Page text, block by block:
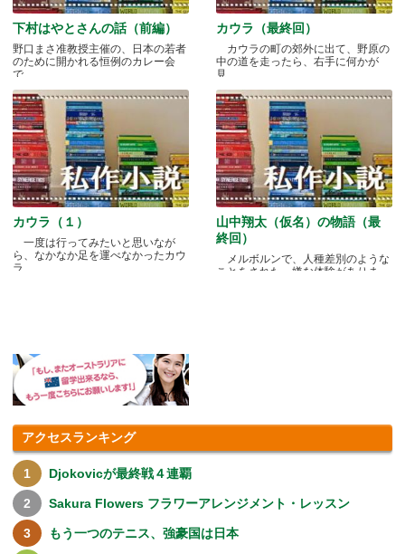
下村はやとさんの話（前編）
野口まさ准教授主催の、日本の若者
のために開かれる恒例のカレー会
で.....
カウラ（最終回）
カウラの町の郊外に出て、野原の
中の道を走ったら、右手に何かが
見.....
カウラ（１）
一度は行ってみたいと思いなが
ら、なかなか足を運べなかったカウ
ラ.....
山中翔太（仮名）の物語（最
終回）
メルボルンで、人種差別のような
ことをされた、嫌な体験がありま
アクセスランキング
Djokovicが最終戦４連覇
Sakura Flowers フラワーアレンジメント・レッスン
もう一つのテニス、強豪国は日本